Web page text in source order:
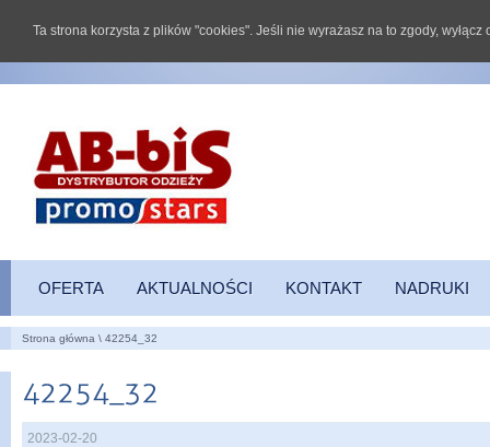
OFERTA AKTUALNOŚCI KONTAKT NADRUKI
Strona główna \ 42254_32
2023-02-20
Ta strona korzysta z plików "cookies". Jeśli nie wyrażasz na to zgody,